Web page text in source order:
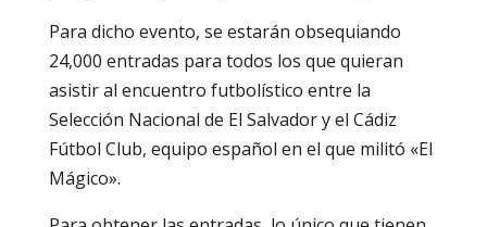
Para dicho evento, se estarán obsequiando
24,000 entradas para todos los que quieran
asistir al encuentro futbolístico entre la
Selección Nacional de El Salvador y el Cádiz
Fútbol Club, equipo español en el que militó «El
Mágico».